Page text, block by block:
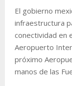
El gobierno
infraestructura
conectividad en
Aeropuerto
próximo
manos de las